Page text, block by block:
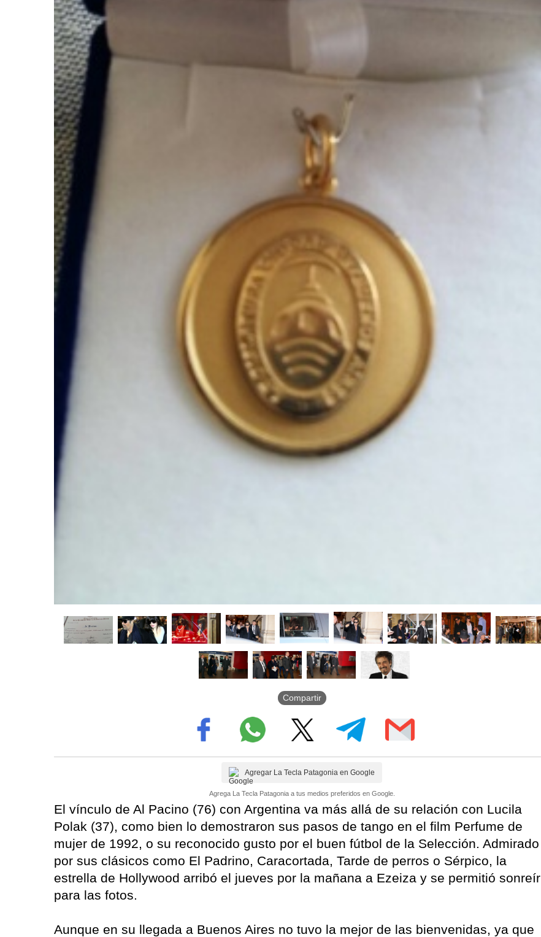
Compartir
Agregar La Tecla Patagonia en Google
Agrega La Tecla Patagonia a tus medios preferidos en Google.
El vínculo de Al Pacino (76) con Argentina va más allá de su relación con Lucila
Polak (37), como bien lo demostraron sus pasos de tango en el film Perfume de
mujer de 1992, o su reconocido gusto por el buen fútbol de la Selección. Admirado
por sus clásicos como El Padrino, Caracortada, Tarde de perros o Sérpico, la
estrella de Hollywood arribó el jueves por la mañana a Ezeiza y se permitió sonreír
para las fotos.
Aunque en su llegada a Buenos Aires no tuvo la mejor de las bienvenidas, ya que